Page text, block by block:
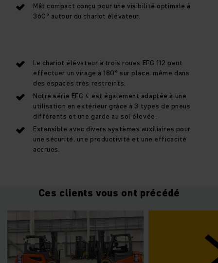
Mât compact conçu pour une visibilité optimale à
360° autour du chariot élévateur.
Le chariot élévateur à trois roues EFG 112 peut
effectuer un virage à 180° sur place, même dans
des espaces très restreints.
Notre série EFG 4 est également adaptée à une
utilisation en extérieur grâce à 3 types de pneus
différents et une garde au sol élevée.
Extensible avec divers systèmes auxiliaires pour
une sécurité, une productivité et une efficacité
accrues.
Ces clients vous ont précédé